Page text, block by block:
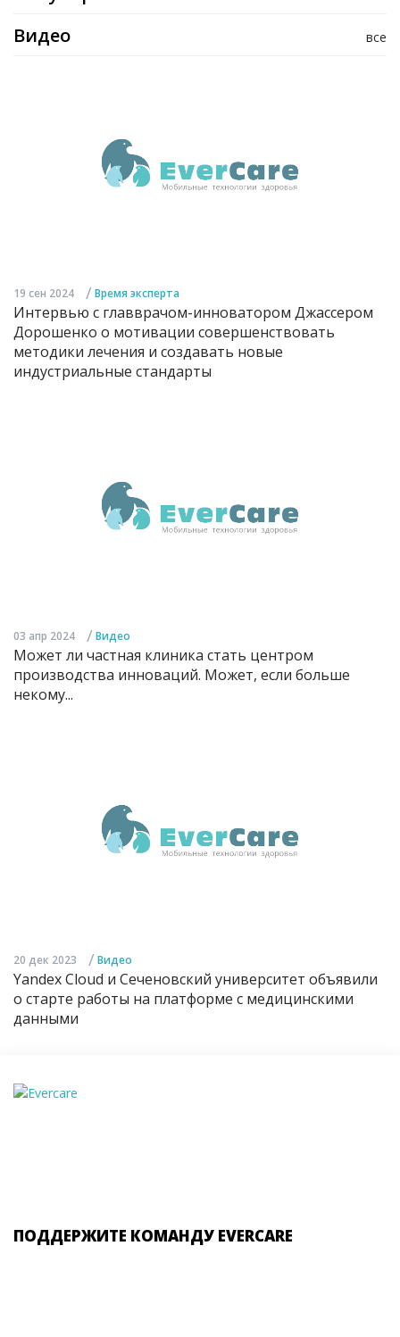
все
Видео
19 сен 2024 / Время эксперта
Интервью с главврачом-инноватором Джассером
Дорошенко о мотивации совершенствовать
методики лечения и создавать новые
индустриальные стандарты
03 апр 2024 / Видео
Может ли частная клиника стать центром
производства инноваций. Может, если больше
некому...
20 дек 2023 / Видео
Yandex Cloud и Сеченовский университет объявили
о старте работы на платформе с медицинскими
данными
ПОДДЕРЖИТЕ КОМАНДУ EVERCARE